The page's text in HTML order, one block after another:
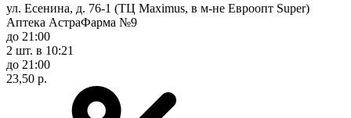
ул. Есенина, д. 76-1 (ТЦ Maximus, в м-не Евроопт Super)
Аптека АстраФарма №9
до 21:00
2 шт. в 10:21
до 21:00
23,50 р.